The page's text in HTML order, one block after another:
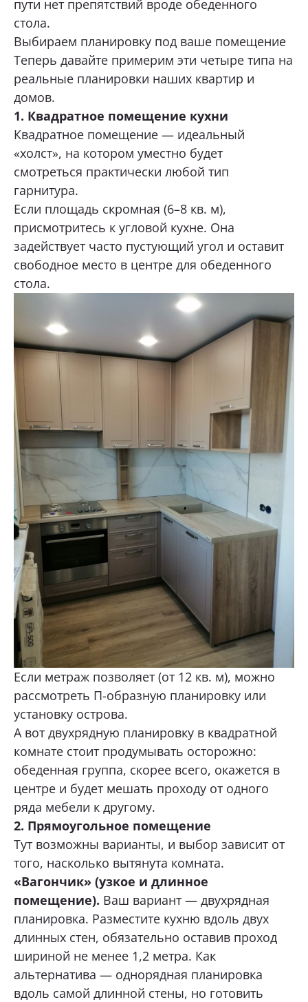
пути нет препятствий вроде обеденного
стола.
Выбираем планировку под ваше помещение
Теперь давайте примерим эти четыре типа на
реальные планировки наших квартир и
домов.
1. Квадратное помещение кухни
Квадратное помещение — идеальный
«холст», на котором уместно будет
смотреться практически любой тип
гарнитура.
Если площадь скромная (6–8 кв. м),
присмотритесь к угловой кухне. Она
задействует часто пустующий угол и оставит
свободное место в центре для обеденного
стола.
Если метраж позволяет (от 12 кв. м), можно
рассмотреть П-образную планировку или
установку острова.
А вот двухрядную планировку в квадратной
комнате стоит продумывать осторожно:
обеденная группа, скорее всего, окажется в
центре и будет мешать проходу от одного
ряда мебели к другому.
2. Прямоугольное помещение
Тут возможны варианты, и выбор зависит от
того, насколько вытянута комната.
«Вагончик» (узкое и длинное
помещение). Ваш вариант — двухрядная
планировка. Разместите кухню вдоль двух
длинных стен, обязательно оставив проход
шириной не менее 1,2 метра. Как
альтернатива — однорядная планировка
вдоль самой длинной стены, но готовить